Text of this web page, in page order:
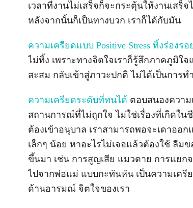
เวลาที่งานไม่เสร็จก็จะกระตุ้นให้งานเสร็
หลังจากนั้นก็เป็นทางบวก เราก็ได้กับมัน
ความเครียดแบบ Positive Stress ทิ้งร่องรอ
ไม่ทิ้ง เพราะทางจิตใจเราก็รู้สึกภาคภูมิใ
สะสม กลับเข้าสู่ภาวะปกติ ไม่ได้เป็นการ
ความเครียดระดับที่ทนได้ ตอบสนองความ
สถานการณ์ที่ไม่ถูกใจ ไม่ใช่เรื่องที่เกิดใน
ต้องเข้าอนุบาล เราสามารถพอจะเดาออ
เล็กๆ น้อย หาอะไรไม่เจอแล้วต้องใช้ ลืม
ขึ้นมา เช่น การสูญเสีย แมวตาย การแย
ไปจากพ่อแม่ แบบกะทันหัน เป็นความเค
ด้านอารมณ์ จิตใจของเรา